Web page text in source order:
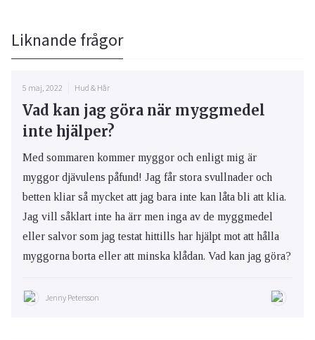
Liknande frågor
5 maj, 2022 Hud & Hår
Vad kan jag göra när myggmedel
inte hjälper?
Med sommaren kommer myggor och enligt mig är
myggor djävulens påfund! Jag får stora svullnader och
betten kliar så mycket att jag bara inte kan låta bli att klia.
Jag vill såklart inte ha ärr men inga av de myggmedel
eller salvor som jag testat hittills har hjälpt mot att hålla
myggorna borta eller att minska klådan. Vad kan jag göra?
Jenny Petersson